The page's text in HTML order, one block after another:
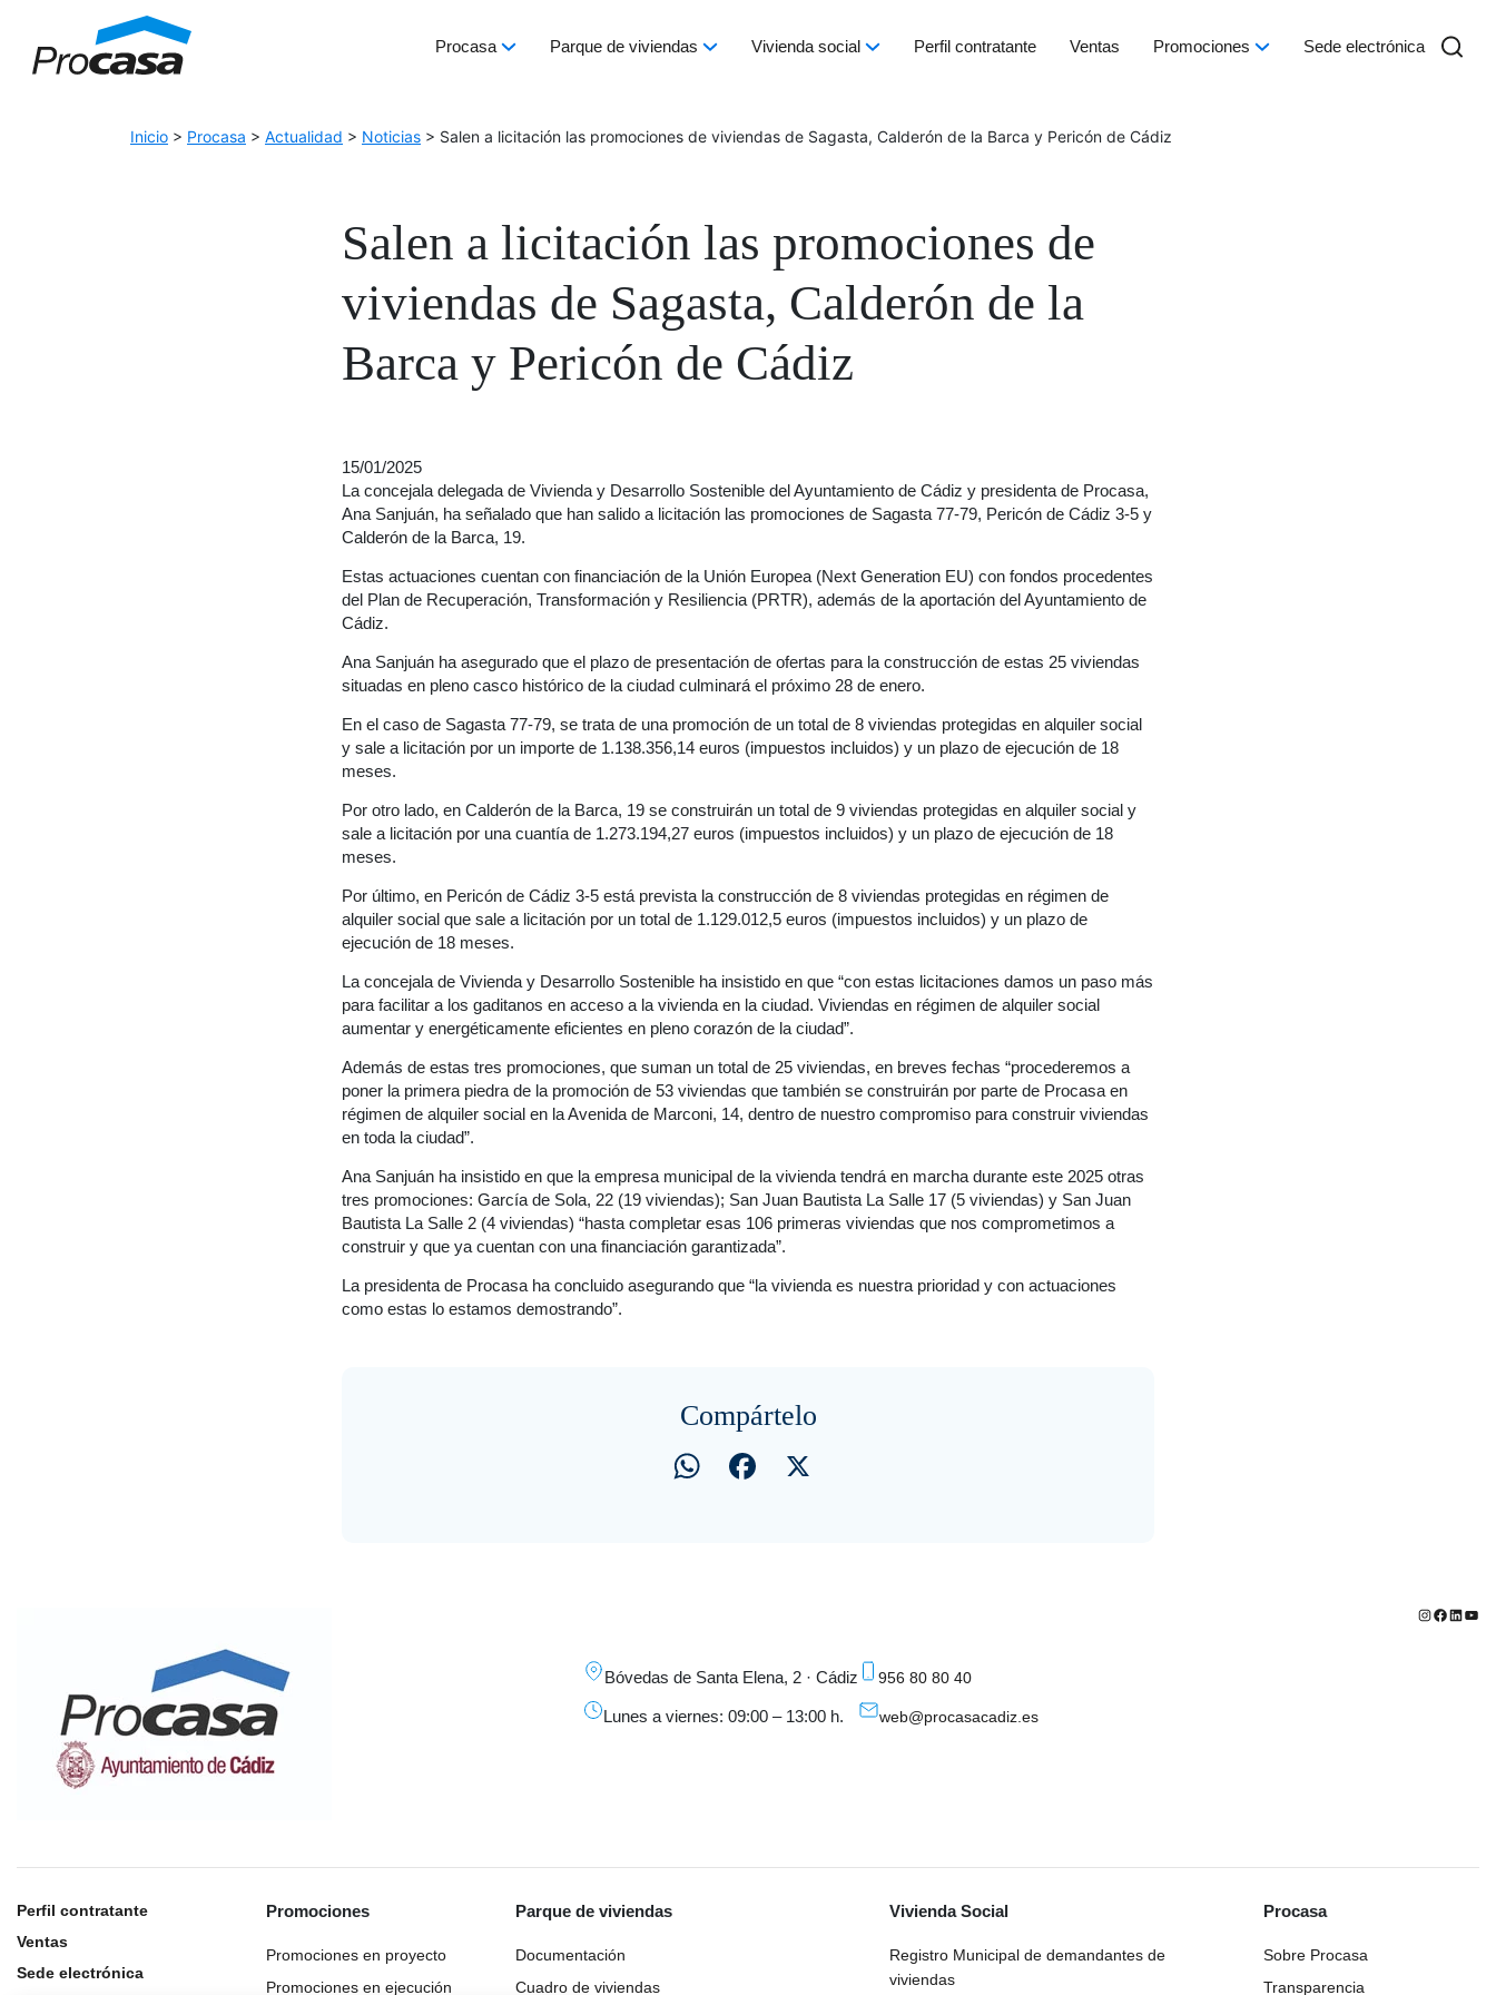
Main Navigation Procasa Parque de viviendas Vivienda social Perfil contratante Ventas Promociones Sede electrónica
Inicio > Procasa > Actualidad > Noticias > Salen a licitación las promociones de viviendas de Sagasta, Calderón de la Barca y Pericón de Cádiz
Salen a licitación las promociones de
viviendas de Sagasta, Calderón de la
Barca y Pericón de Cádiz
15/01/2025
La concejala delegada de Vivienda y Desarrollo Sostenible del Ayuntamiento de Cádiz y presidenta de Procasa,
Ana Sanjuán, ha señalado que han salido a licitación las promociones de Sagasta 77-79, Pericón de Cádiz 3-5 y
Calderón de la Barca, 19.
Estas actuaciones cuentan con financiación de la Unión Europea (Next Generation EU) con fondos procedentes
del Plan de Recuperación, Transformación y Resiliencia (PRTR), además de la aportación del Ayuntamiento de
Cádiz.
Ana Sanjuán ha asegurado que el plazo de presentación de ofertas para la construcción de estas 25 viviendas
situadas en pleno casco histórico de la ciudad culminará el próximo 28 de enero.
En el caso de Sagasta 77-79, se trata de una promoción de un total de 8 viviendas protegidas en alquiler social
y sale a licitación por un importe de 1.138.356,14 euros (impuestos incluidos) y un plazo de ejecución de 18
meses.
Por otro lado, en Calderón de la Barca, 19 se construirán un total de 9 viviendas protegidas en alquiler social y
sale a licitación por una cuantía de 1.273.194,27 euros (impuestos incluidos) y un plazo de ejecución de 18
meses.
Por último, en Pericón de Cádiz 3-5 está prevista la construcción de 8 viviendas protegidas en régimen de
alquiler social que sale a licitación por un total de 1.129.012,5 euros (impuestos incluidos) y un plazo de
ejecución de 18 meses.
La concejala de Vivienda y Desarrollo Sostenible ha insistido en que “con estas licitaciones damos un paso más
para facilitar a los gaditanos en acceso a la vivienda en la ciudad. Viviendas en régimen de alquiler social
aumentar y energéticamente eficientes en pleno corazón de la ciudad”.
Además de estas tres promociones, que suman un total de 25 viviendas, en breves fechas “procederemos a
poner la primera piedra de la promoción de 53 viviendas que también se construirán por parte de Procasa en
régimen de alquiler social en la Avenida de Marconi, 14, dentro de nuestro compromiso para construir viviendas
en toda la ciudad”.
Ana Sanjuán ha insistido en que la empresa municipal de la vivienda tendrá en marcha durante este 2025 otras
tres promociones: García de Sola, 22 (19 viviendas); San Juan Bautista La Salle 17 (5 viviendas) y San Juan
Bautista La Salle 2 (4 viviendas) “hasta completar esas 106 primeras viviendas que nos comprometimos a
construir y que ya cuentan con una financiación garantizada”.
La presidenta de Procasa ha concluido asegurando que “la vivienda es nuestra prioridad y con actuaciones
como estas lo estamos demostrando”.
Compártelo
WhatsAppFacebook
Bóvedas de Santa Elena, 2 · Cádiz
Lunes a viernes: 09:00 – 13:00 h.
956 80 80 40
web@procasacadiz.es
Instagram
Perfil contratante
Ventas
Sede electrónica
Promociones
Promociones en proyecto
Promociones en ejecución
Parque de viviendas
Documentación
Cuadro de viviendas
Vivienda Social
Registro Municipal de demandantes de
viviendas
Procasa
Sobre Procasa
Transparencia